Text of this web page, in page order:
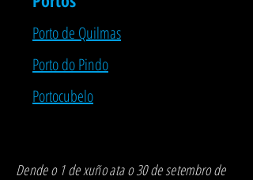
Porto de Quilmas
Porto do Pindo
Portocubelo
​Dende o 1 de xuño ata o 30 de setembro de